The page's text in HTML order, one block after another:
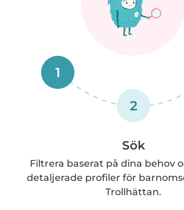
1
2
Sök
Filtrera baserat på dina behov
detaljerade profiler för
Trollhättan.